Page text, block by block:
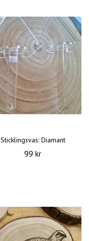
Sticklingsvas: Diamant
99 kr